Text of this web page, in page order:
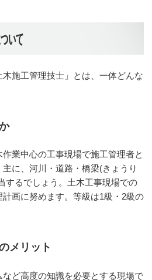
いて
施工管理技士」とは、一体どんな
業中心の工事現場で施工管理者と
に、河川・道路・橋梁(きょうり
するでしょう。土木工事現場での
画に努めます。等級は1級・2級の
メリット
ど高度の知識を必要とする現場で